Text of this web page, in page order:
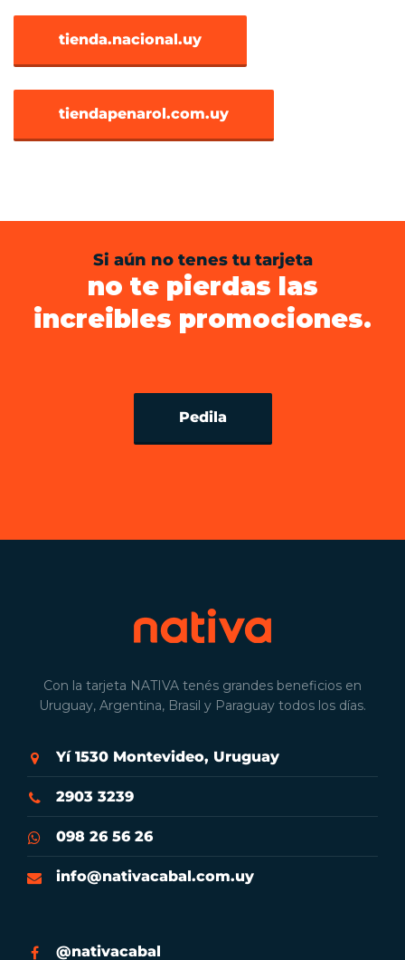
tienda.nacional.uy
tiendapenarol.com.uy
Si aún no tenes tu tarjeta
no te pierdas las
increibles promociones.
Pedila
Con la tarjeta NATIVA tenés grandes beneficios en
Uruguay, Argentina, Brasil y Paraguay todos los días.
Yí 1530 Montevideo, Uruguay
2903 3239
098 26 56 26
info@nativacabal.com.uy
@nativacabal